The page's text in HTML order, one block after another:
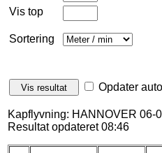
Vis top
Sortering
Opdater
Kapflyvning: HANNOVER 06-
Resultat opdateret 08:46